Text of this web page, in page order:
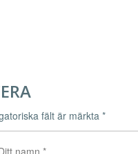
fält är märkta *